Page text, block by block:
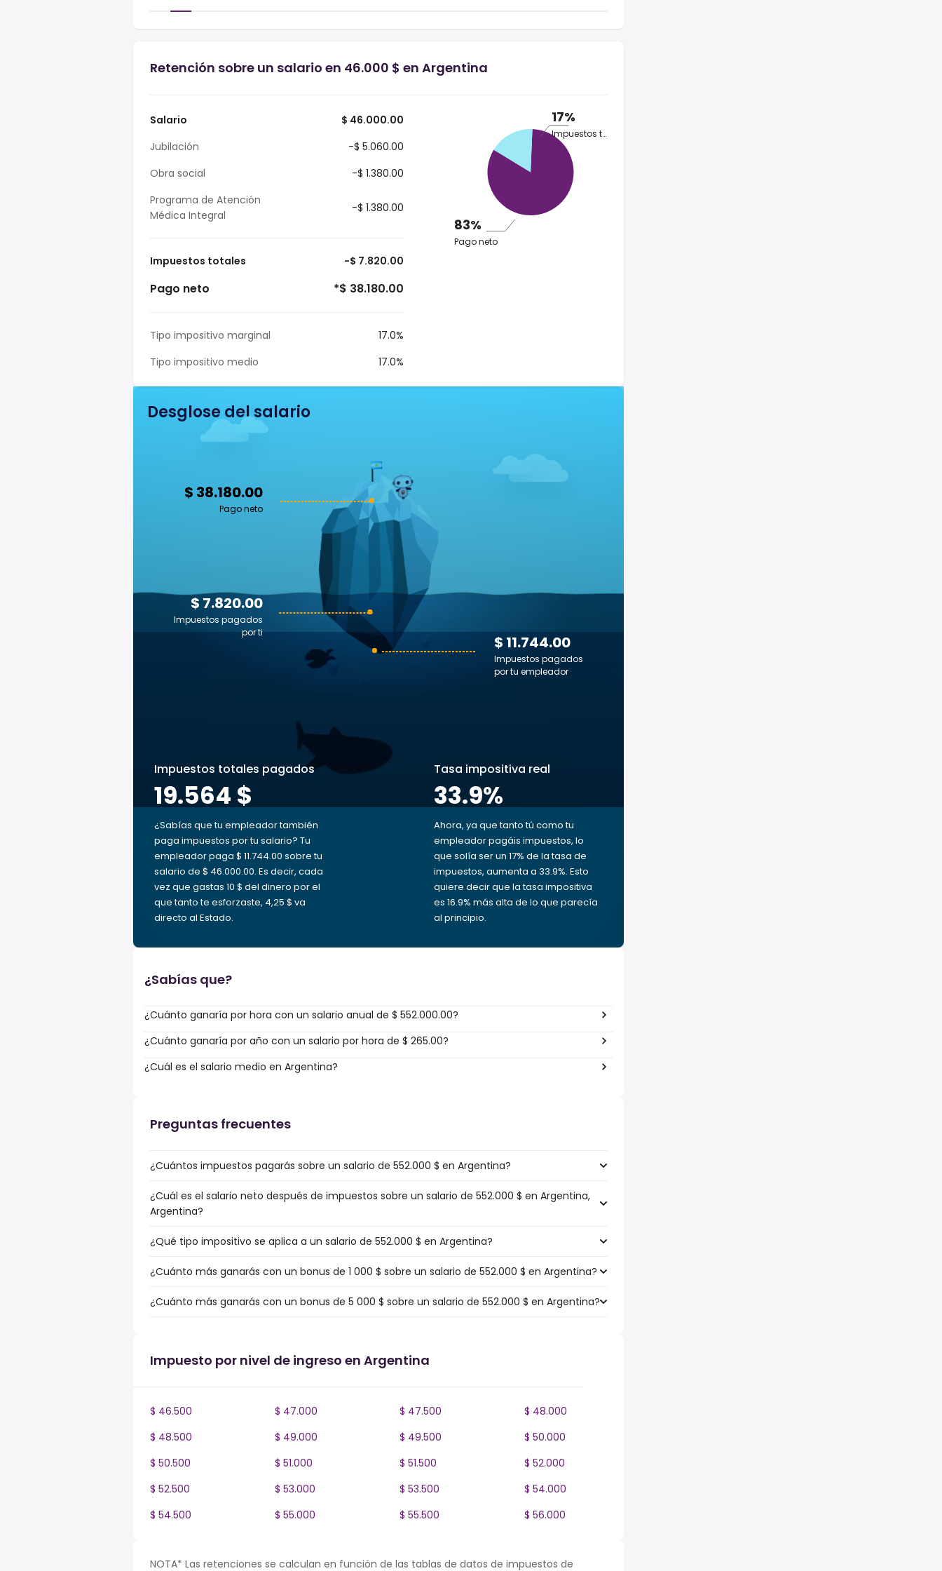
Retención sobre un salario en 46.000 $ en Argentina
Salario
$ 46.000.00
Jubilación
-$ 5.060.00
Obra social
-$ 1.380.00
Programa de Atención
Médica Integral
-$ 1.380.00
Impuestos totales -$ 7.820.00
Pago neto *$ 38.180.00
Tipo impositivo marginal
17.0%
Tipo impositivo medio
17.0%
17%
Impuestos totales
83%
Pago neto
Desglose del salario
$ 38.180.00
Pago neto
$ 11.744.00
Impuestos pagados
por tu empleador
$ 7.820.00
Impuestos pagados
por ti
Impuestos totales pagados
19.564 $
¿Sabías que tu empleador también
paga impuestos por tu salario? Tu
empleador paga $ 11.744.00 sobre tu
salario de $ 46.000.00. Es decir, cada
vez que gastas 10 $ del dinero por el
que tanto te esforzaste, 4,25 $ va
directo al Estado.
Tasa impositiva real
33.9%
Ahora, ya que tanto tú como tu
empleador pagáis impuestos, lo
que solía ser un 17% de la tasa de
impuestos, aumenta a 33.9%. Esto
quiere decir que la tasa impositiva
es 16.9% más alta de lo que parecía
al principio.
¿Sabías que?
¿Cuánto ganaría por hora con un salario anual de $ 552.000.00?
¿Cuánto ganaría por año con un salario por hora de $ 265.00?
¿Cuál es el salario medio en Argentina?
Preguntas frecuentes
¿Cuántos impuestos pagarás sobre un salario de 552.000 $ en Argentina?
¿Cuál es el salario neto después de impuestos sobre un salario de 552.000 $ en Argentina,
Argentina?
¿Qué tipo impositivo se aplica a un salario de 552.000 $ en Argentina?
¿Cuánto más ganarás con un bonus de 1 000 $ sobre un salario de 552.000 $ en Argentina?
¿Cuánto más ganarás con un bonus de 5 000 $ sobre un salario de 552.000 $ en Argentina?
Impuesto por nivel de ingreso en Argentina
$ 46.500 $ 47.000 $ 47.500
$ 48.000
$ 48.500
$ 49.000 $ 49.500
$ 50.000
$ 50.500
$ 51.000 $ 51.500
$ 52.000
$ 52.500
$ 53.000 $ 53.500
$ 54.000
$ 54.500
$ 55.000 $ 55.500 $ 56.000
NOTA* Las retenciones se calculan en función de las tablas de datos de impuestos de